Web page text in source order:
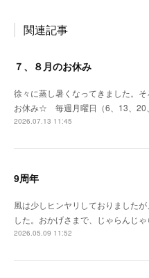
関連記事
７、８月のお休み
徐々に蒸し暑くなってきました。
お休み☆ 毎週月曜日（6、13、
2026.07.13 11:45
9周年
風は少しヒンヤリしておりました
した。おかげさまで、じゃらんじ
2026.05.09 11:52